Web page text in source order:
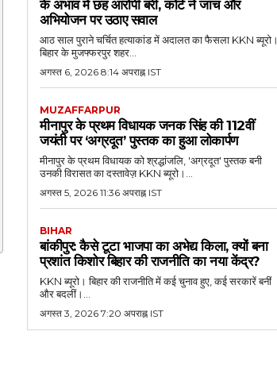
के अभाव में छह आरोपी बरी, कोर्ट ने जांच और
अभियोजन पर उठाए सवाल
आठ साल पुराने चर्चित हत्याकांड में अदालत का फैसला KKN ब्यूरो।
बिहार के मुजफ्फरपुर शहर...
अगस्त 6, 2026 8:14 अपराह्न IST
MUZAFFARPUR
मीनापुर के प्रथम विधायक जनक सिंह की 112वीं
जयंती पर ‘अग्रदूत’ पुस्तक का हुआ लोकार्पण
मीनापुर के प्रथम विधायक को श्रद्धांजलि, 'अग्रदूत' पुस्तक बनी
उनकी विरासत का दस्तावेज़ KKN ब्यूरो।...
अगस्त 5, 2026 11:36 अपराह्न IST
BIHAR
बांकीपुर: कैसे टूटा भाजपा का अभेद्य किला, क्यों बना
प्रशांत किशोर बिहार की राजनीति का नया केंद्र?
KKN ब्यूरो। बिहार की राजनीति में कई चुनाव हुए, कई सरकारें बनीं
और बदलीं।...
अगस्त 3, 2026 7:20 अपराह्न IST